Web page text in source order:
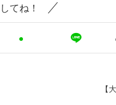
てね！
【